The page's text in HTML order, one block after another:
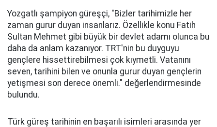
Yozgatlı şampiyon güreşçi, "Bizler tarihimizle her
zaman gurur duyan insanlarız. Özellikle konu Fatih
Sultan Mehmet gibi büyük bir devlet adamı olunca bu
daha da anlam kazanıyor. TRT'nin bu duyguyu
gençlere hissettirebilmesi çok kıymetli. Vatanını
seven, tarihini bilen ve onunla gurur duyan gençlerin
yetişmesi son derece önemli." değerlendirmesinde
bulundu.
Türk güreş tarihinin en başarılı isimleri arasında yer